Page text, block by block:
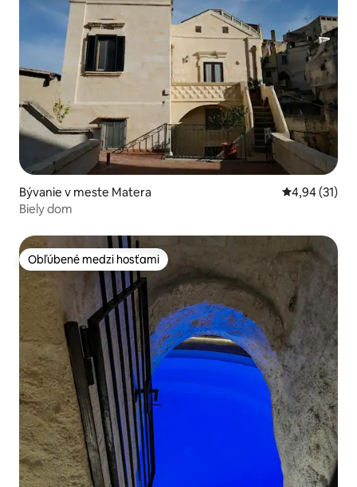
Bývanie v meste Matera Priemerné
4,94 (31)
Biely dom
Obľúbené medzi hosťami
Obľúbené medzi hosťami